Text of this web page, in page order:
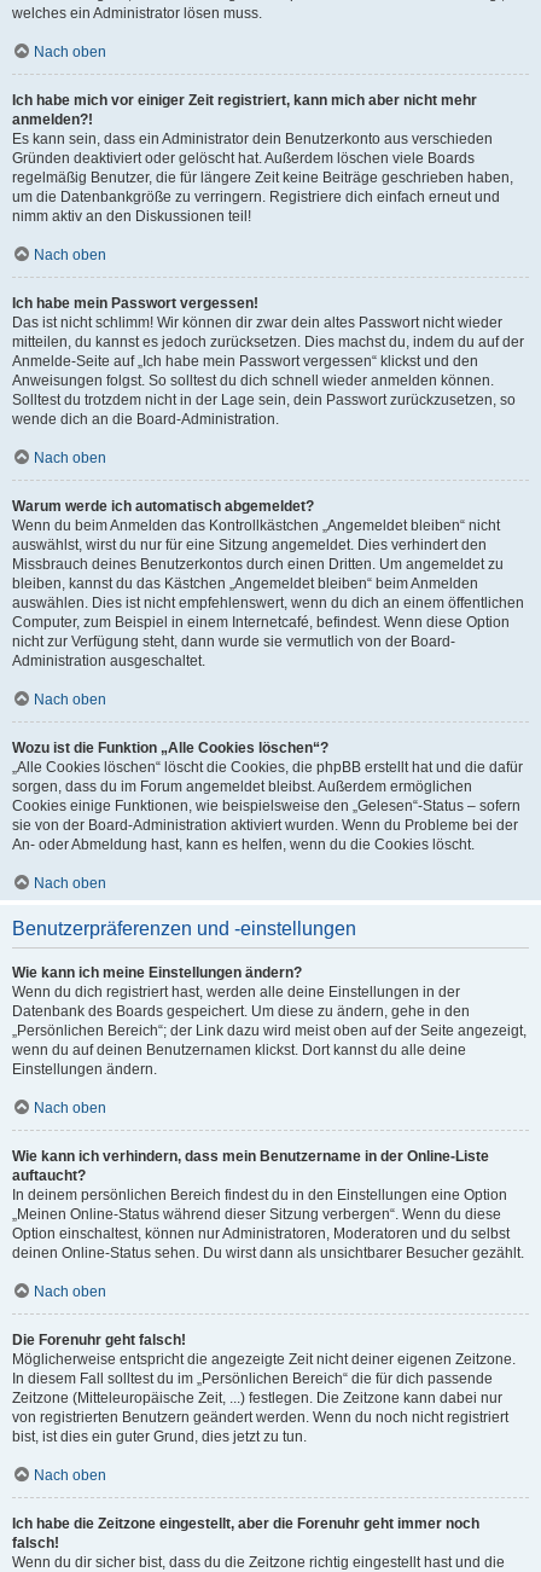
welches ein Administrator lösen muss.
Nach oben
Ich habe mich vor einiger Zeit registriert, kann mich aber nicht mehr
anmelden?!
Es kann sein, dass ein Administrator dein Benutzerkonto aus verschieden
Gründen deaktiviert oder gelöscht hat. Außerdem löschen viele Boards
regelmäßig Benutzer, die für längere Zeit keine Beiträge geschrieben haben,
um die Datenbankgröße zu verringern. Registriere dich einfach erneut und
nimm aktiv an den Diskussionen teil!
Nach oben
Ich habe mein Passwort vergessen!
Das ist nicht schlimm! Wir können dir zwar dein altes Passwort nicht wieder
mitteilen, du kannst es jedoch zurücksetzen. Dies machst du, indem du auf der
Anmelde-Seite auf „Ich habe mein Passwort vergessen“ klickst und den
Anweisungen folgst. So solltest du dich schnell wieder anmelden können.
Solltest du trotzdem nicht in der Lage sein, dein Passwort zurückzusetzen, so
wende dich an die Board-Administration.
Nach oben
Warum werde ich automatisch abgemeldet?
Wenn du beim Anmelden das Kontrollkästchen „Angemeldet bleiben“ nicht
auswählst, wirst du nur für eine Sitzung angemeldet. Dies verhindert den
Missbrauch deines Benutzerkontos durch einen Dritten. Um angemeldet zu
bleiben, kannst du das Kästchen „Angemeldet bleiben“ beim Anmelden
auswählen. Dies ist nicht empfehlenswert, wenn du dich an einem öffentlichen
Computer, zum Beispiel in einem Internetcafé, befindest. Wenn diese Option
nicht zur Verfügung steht, dann wurde sie vermutlich von der Board-
Administration ausgeschaltet.
Nach oben
Wozu ist die Funktion „Alle Cookies löschen“?
„Alle Cookies löschen“ löscht die Cookies, die phpBB erstellt hat und die dafür
sorgen, dass du im Forum angemeldet bleibst. Außerdem ermöglichen
Cookies einige Funktionen, wie beispielsweise den „Gelesen“-Status – sofern
sie von der Board-Administration aktiviert wurden. Wenn du Probleme bei der
An- oder Abmeldung hast, kann es helfen, wenn du die Cookies löscht.
Nach oben
Benutzerpräferenzen und -einstellungen
Wie kann ich meine Einstellungen ändern?
Wenn du dich registriert hast, werden alle deine Einstellungen in der
Datenbank des Boards gespeichert. Um diese zu ändern, gehe in den
„Persönlichen Bereich“; der Link dazu wird meist oben auf der Seite angezeigt,
wenn du auf deinen Benutzernamen klickst. Dort kannst du alle deine
Einstellungen ändern.
Nach oben
Wie kann ich verhindern, dass mein Benutzername in der Online-Liste
auftaucht?
In deinem persönlichen Bereich findest du in den Einstellungen eine Option
„Meinen Online-Status während dieser Sitzung verbergen“. Wenn du diese
Option einschaltest, können nur Administratoren, Moderatoren und du selbst
deinen Online-Status sehen. Du wirst dann als unsichtbarer Besucher gezählt.
Nach oben
Die Forenuhr geht falsch!
Möglicherweise entspricht die angezeigte Zeit nicht deiner eigenen Zeitzone.
In diesem Fall solltest du im „Persönlichen Bereich“ die für dich passende
Zeitzone (Mitteleuropäische Zeit, ...) festlegen. Die Zeitzone kann dabei nur
von registrierten Benutzern geändert werden. Wenn du noch nicht registriert
bist, ist dies ein guter Grund, dies jetzt zu tun.
Nach oben
Ich habe die Zeitzone eingestellt, aber die Forenuhr geht immer noch
falsch!
Wenn du dir sicher bist, dass du die Zeitzone richtig eingestellt hast und die